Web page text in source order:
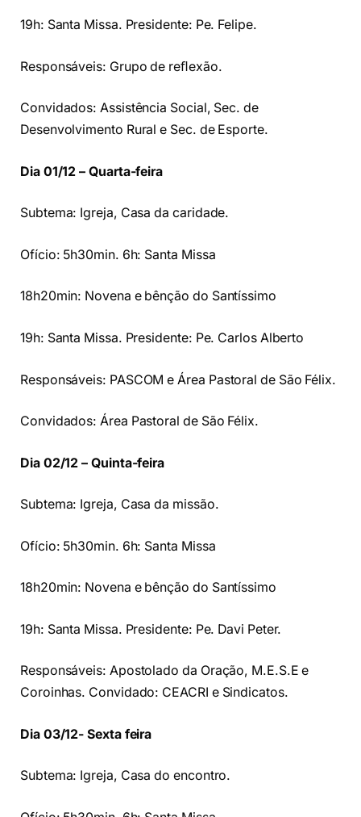
19h: Santa Missa. Presidente: Pe. Felipe.
Responsáveis: Grupo de reﬂexão.
Convidados: Assistência Social, Sec. de
Desenvolvimento Rural e Sec. de Esporte.
Dia 01/12 – Quarta-feira
Subtema: Igreja, Casa da caridade.
Ofício: 5h30min. 6h: Santa Missa
18h20min: Novena e bênção do Santíssimo
19h: Santa Missa. Presidente: Pe. Carlos Alberto
Responsáveis: PASCOM e Área Pastoral de São Félix.
Convidados: Área Pastoral de São Félix.
Dia 02/12 – Quinta-feira
Subtema: Igreja, Casa da missão.
Ofício: 5h30min. 6h: Santa Missa
18h20min: Novena e bênção do Santíssimo
19h: Santa Missa. Presidente: Pe. Davi Peter.
Responsáveis: Apostolado da Oração, M.E.S.E e
Coroinhas. Convidado: CEACRI e Sindicatos.
Dia 03/12- Sexta feira
Subtema: Igreja, Casa do encontro.